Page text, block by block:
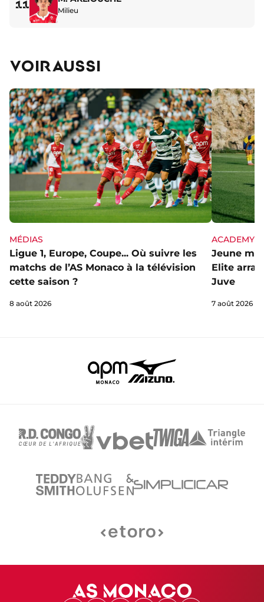
11 Milieu
VOIR AUSSI
MÉDIAS
Ligue 1, Europe, Coupe... Où suivre les
matchs de l’AS Monaco à la télévision
cette saison ?
8 août 2026
ACADEMY
Jeune
Elite
Juve
7 août 2026